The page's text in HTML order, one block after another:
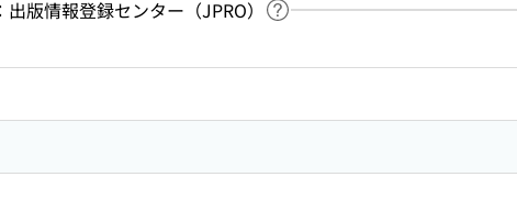
版情報登録センター（JPRO）
Link to Help Page
keyword search of the table of contents